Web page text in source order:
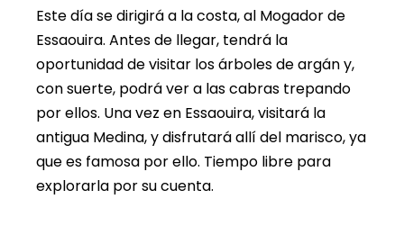
Este día se dirigirá a la costa, al Mogador de
Essaouira. Antes de llegar, tendrá la
oportunidad de visitar los árboles de argán y,
con suerte, podrá ver a las cabras trepando
por ellos. Una vez en Essaouira, visitará la
antigua Medina, y disfrutará allí del marisco, ya
que es famosa por ello. Tiempo libre para
explorarla por su cuenta.